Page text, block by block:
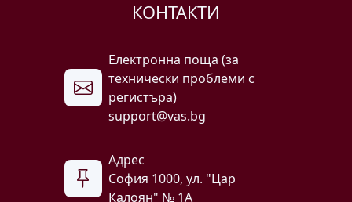
КОНТАКТИ
Електронна поща (за
технически проблеми с
регистъра)
support@vas.bg
Адрес
София 1000, ул. "Цар
Калоян" № 1A